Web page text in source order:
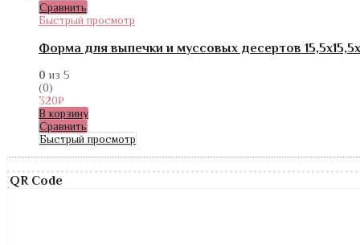
Сравнить
Быстрый просмотр
Форма для выпечки и муссовых десертов
0 из 5
(0)
320₽
В корзину
Сравнить
Быстрый просмотр
QR Code